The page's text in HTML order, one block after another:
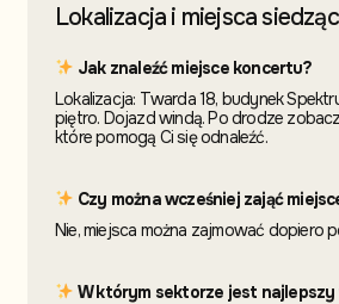
Lokalizacja i miejsca
Jak znaleźć miejsce koncertu?
Lokalizacja: Twarda 18, budynek
piętro. Dojazd windą. Po drodze
które pomogą Ci się odnaleźć.
Czy można wcześniej zająć
Nie, miejsca można zajmować dopiero
W którym sektorze jest najlepszy